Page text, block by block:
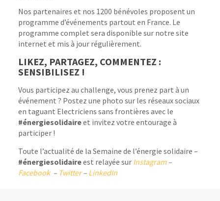
Nos partenaires et nos 1200 bénévoles proposent un
programme d’événements partout en France. Le
programme complet sera disponible sur notre site
internet et mis à jour régulièrement.
LIKEZ, PARTAGEZ, COMMENTEZ :
SENSIBILISEZ !
Vous participez au challenge, vous prenez part à un
événement ? Postez une photo sur les réseaux sociaux
en taguant Electriciens sans frontières avec le
#énergiesolidaireet invitez votre entourage à
participer !
Toute l’actualité de la Semaine de l’énergie solidaire –
#énergiesolidaireest relayée sur Instagram–
Facebook– Twitter– LinkedIn